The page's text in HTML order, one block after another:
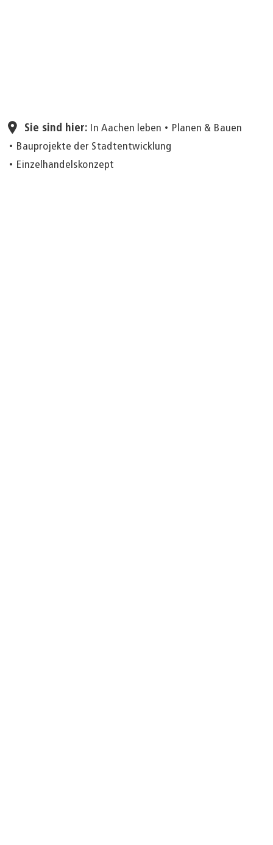
Sie sind hier: In Aachen leben
Planen & Bauen
Bauprojekte der Stadtentwicklung
Einzelhandelskonzept